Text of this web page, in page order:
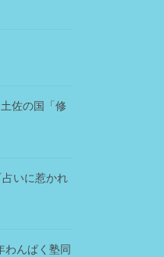
佐の国「修
いに惹かれ
わんぱく塾同